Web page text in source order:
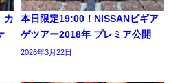
カ
本日限定19:00！NISSANビギア
ゲツアー2018年 プレミア公開
2026年3月22日